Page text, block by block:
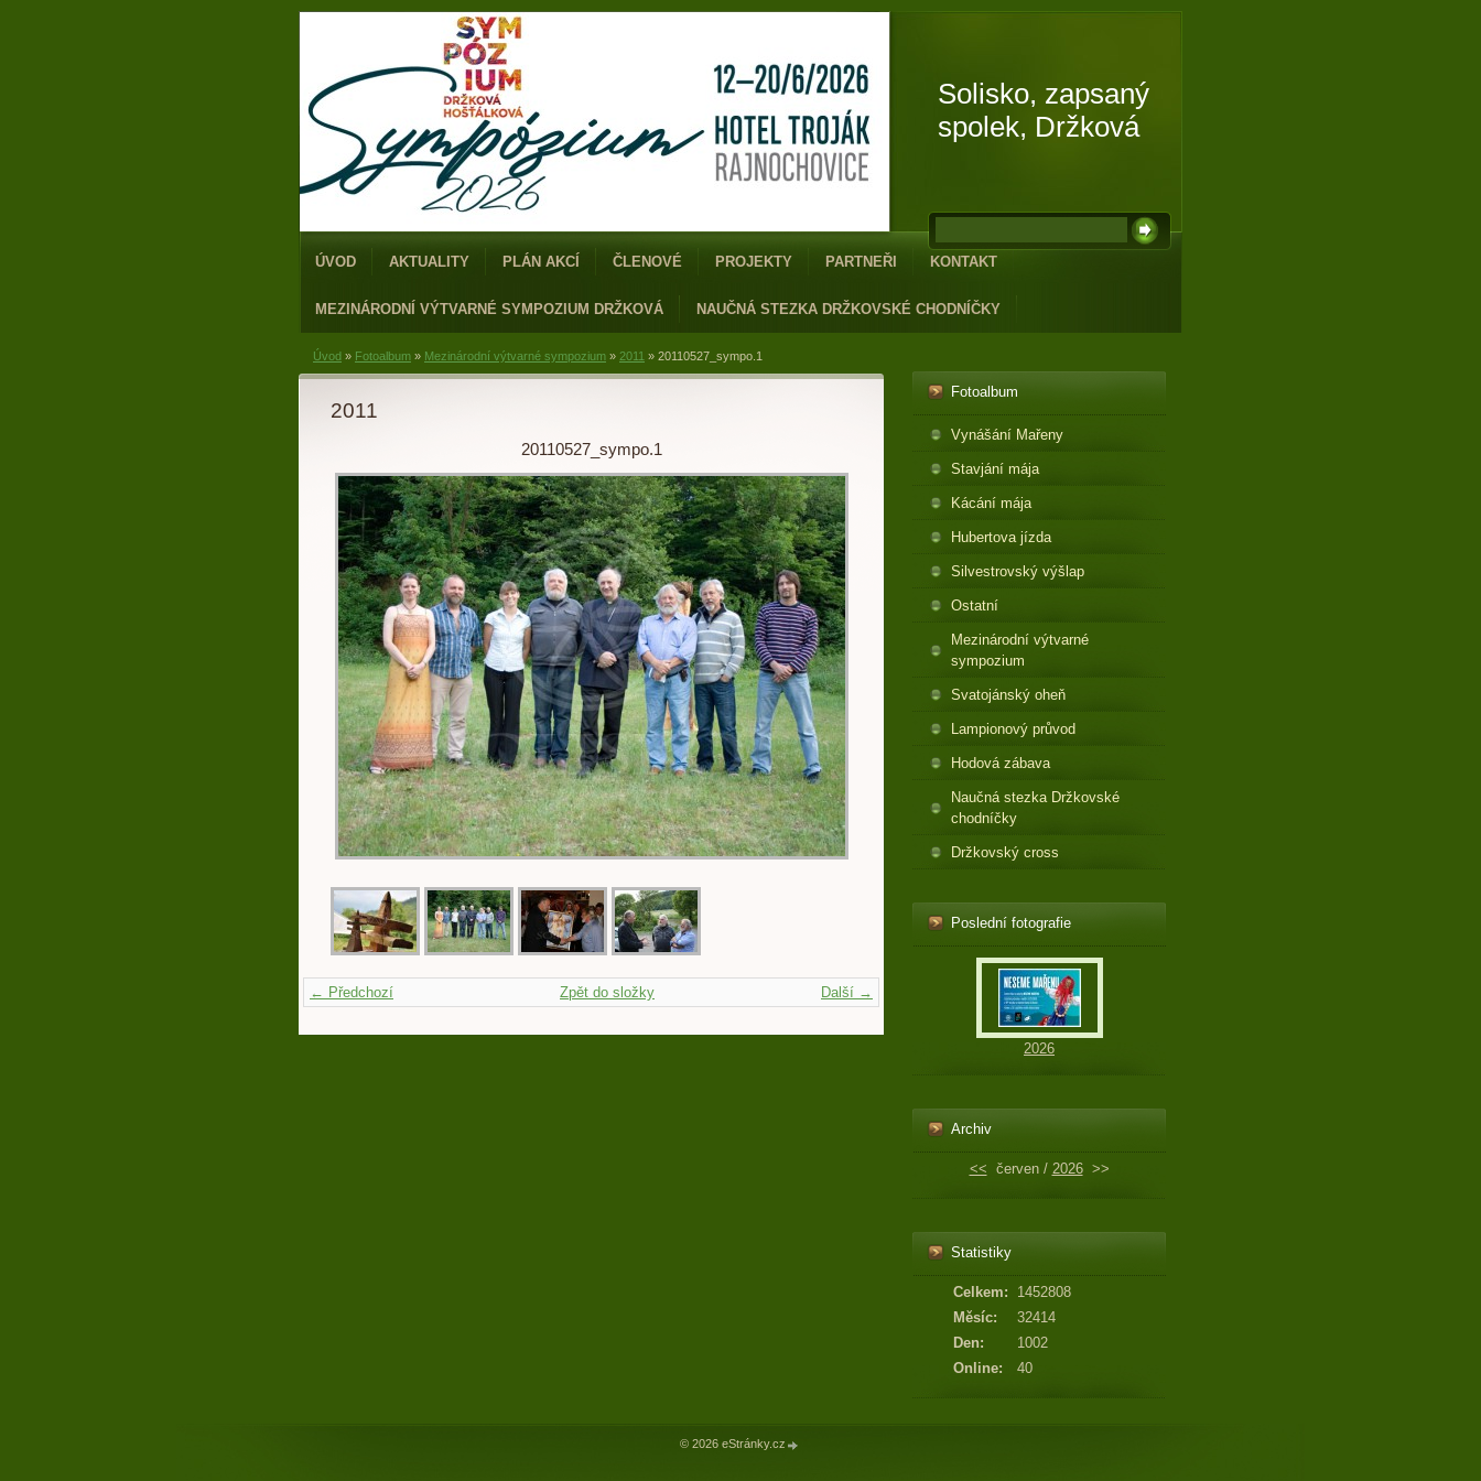
Solisko, zapsaný
spolek, Držková
ÚVOD AKTUALITY PLÁN AKCÍ ČLENOVÉ PROJEKTY PARTNEŘI KONTAKT
MEZINÁRODNÍ VÝTVARNÉ SYMPOZIUM DRŽKOVÁ NAUČNÁ STEZKA DRŽKOVSKÉ CHODNÍČKY
Úvod » Fotoalbum » Mezinárodní výtvarné sympozium » 2011 » 20110527_sympo.1
2011
20110527_sympo.1
← Předchozí Další →
Zpět do složky
Fotoalbum
Vynášání Mařeny
Stavjání mája
Kácání mája
Hubertova jízda
Silvestrovský výšlap
Ostatní
Mezinárodní výtvarné
sympozium
Svatojánský oheň
Lampionový průvod
Hodová zábava
Naučná stezka Držkovské
chodníčky
Držkovský cross
Poslední fotografie
2026
Archiv
<< červen / 2026 >>
Statistiky
Online: 40
Celkem:
1452808
Měsíc:
32414
Den:
1002
© 2026 eStránky.cz